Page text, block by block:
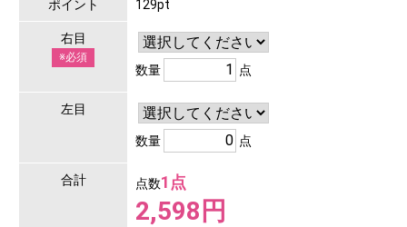
ポイント 129pt
右目
※必須
数量 点
左目
数量 点
合計 点数1点
2,598円